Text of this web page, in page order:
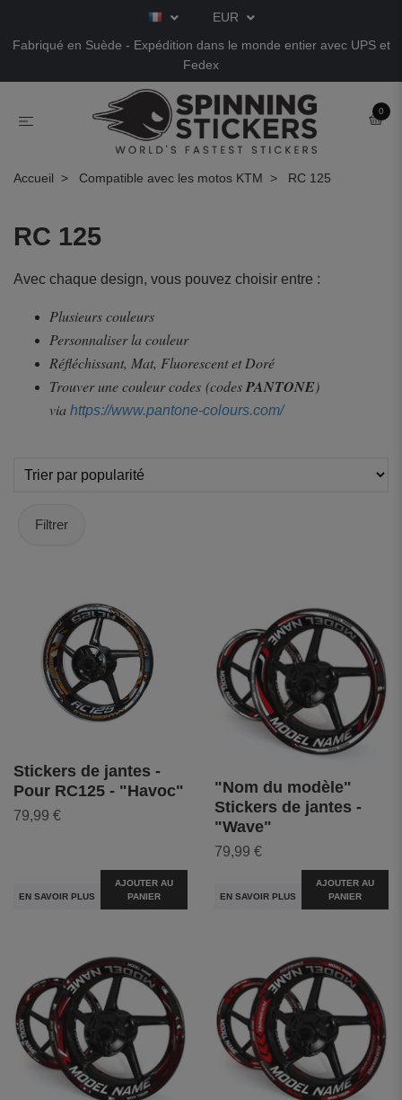
EUR
Fabriqué en Suède - Expédition dans le monde entier avec UPS et
Fedex
0
Accueil Compatible avec les motos KTM RC 125
RC 125
Avec chaque design, vous pouvez choisir entre :
Plusieurs couleurs
Personnaliser la couleur
Réfléchissant, Mat, Fluorescent et Doré
Trouver une couleur codes (codesPANTONE)
via https://www.pantone-colours.com/
Filtrer
Stickers de jantes -
Pour RC125 - "Havoc"
79,99 €
EN SAVOIR PLUS
AJOUTER AU
PANIER
"Nom du modèle"
Stickers de jantes -
"Wave"
79,99 €
EN SAVOIR PLUS
AJOUTER AU
PANIER